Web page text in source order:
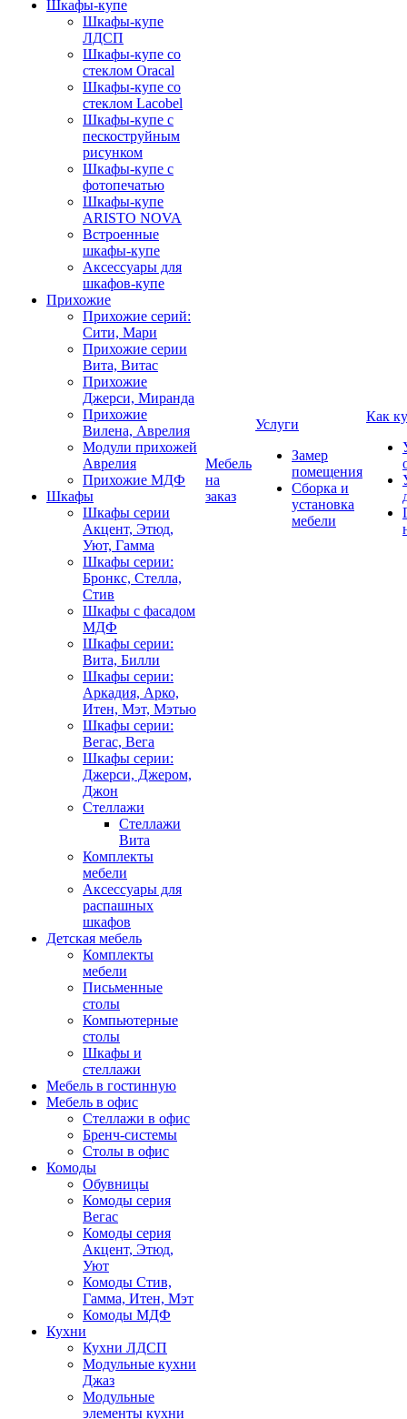
Шкафы-купе
Шкафы-купе
ЛДСП
Шкафы-купе со
стеклом Oracal
Шкафы-купе со
стеклом Lacobel
Шкафы-купе с
пескоструйным
рисунком
Шкафы-купе с
фотопечатью
Шкафы-купе
ARISTO NOVA
Встроенные
шкафы-купе
Аксессуары для
шкафов-купе
Прихожие
Прихожие серий:
Сити, Мари
Прихожие серии
Вита, Витас
Прихожие
Джерси, Миранда
Прихожие
Вилена, Аврелия
Модули прихожей
Аврелия
Прихожие МДФ
Шкафы
Шкафы серии
Акцент, Этюд,
Уют, Гамма
Шкафы серии:
Бронкс, Стелла,
Стив
Шкафы с фасадом
МДФ
Шкафы серии:
Вита, Билли
Шкафы серии:
Аркадия, Арко,
Итен, Мэт, Мэтью
Шкафы серии:
Вегас, Вега
Шкафы серии:
Джерси, Джером,
Джон
Стеллажи
Стеллажи
Вита
Комплекты
мебели
Аксессуары для
распашных
шкафов
Детская мебель
Комплекты
мебели
Письменные
столы
Компьютерные
столы
Шкафы и
стеллажи
Мебель в гостинную
Мебель в офис
Стеллажи в офис
Бренч-системы
Столы в офис
Комоды
Обувницы
Комоды серия
Вегас
Комоды серия
Акцент, Этюд,
Уют
Комоды Стив,
Гамма, Итен, Мэт
Комоды МДФ
Кухни
Кухни ЛДСП
Модульные кухни
Джаз
Модульные
элементы кухни
Мебель
на
заказ
Услуги
Замер
помещения
Сборка и
установка
мебели
Как